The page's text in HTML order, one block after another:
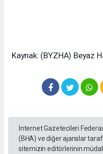
Kaynak: (BYZHA) Beyaz
İnternet Gazetecileri
(BHA) ve diğer ajanslar
sitemizin editörlerinin